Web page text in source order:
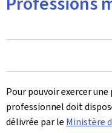
Pour pouvoir exercer
professionnel doit
délivrée par le Ministère